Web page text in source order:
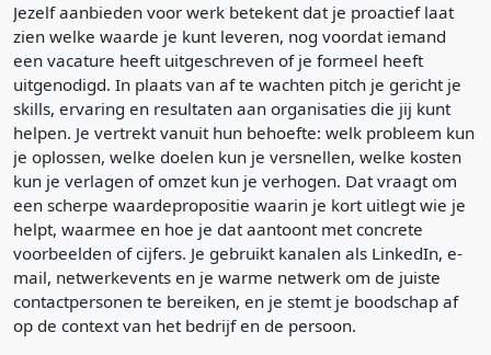
Jezelf aanbieden voor werk betekent dat je proactief laat
zien welke waarde je kunt leveren, nog voordat iemand
een vacature heeft uitgeschreven of je formeel heeft
uitgenodigd. In plaats van af te wachten pitch je gericht je
skills, ervaring en resultaten aan organisaties die jij kunt
helpen. Je vertrekt vanuit hun behoefte: welk probleem kun
je oplossen, welke doelen kun je versnellen, welke kosten
kun je verlagen of omzet kun je verhogen. Dat vraagt om
een scherpe waardepropositie waarin je kort uitlegt wie je
helpt, waarmee en hoe je dat aantoont met concrete
voorbeelden of cijfers. Je gebruikt kanalen als LinkedIn, e-
mail, netwerkevents en je warme netwerk om de juiste
contactpersonen te bereiken, en je stemt je boodschap af
op de context van het bedrijf en de persoon.